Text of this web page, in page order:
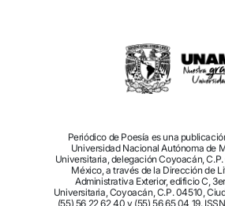
Periódico de Poesía es una
Universidad Nacional Autónoma de
Universitaria, delegación Coyoacán,
México, a través de la Dirección de
Administrativa Exterior, edificio C,
Universitaria, Coyoacán, C.P. 04510,
(55) 56 22 62 40 y (55) 56 65 04 19.